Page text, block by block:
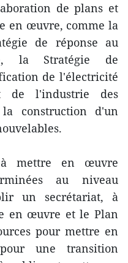
de plans et
en œuvre, comme la
de réponse au
la Stratégie de
de l'électricité
de l'industrie des
la construction d'un
à mettre en œuvre
au niveau
un secrétariat, à
en œuvre et le Plan
pour mettre en
une transition